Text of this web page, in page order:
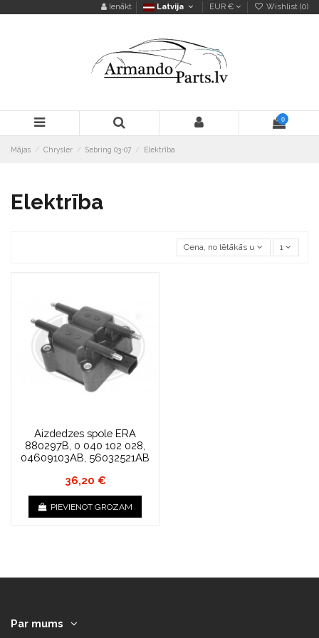
Ienākt Latvija EUR € Wishlist (0)
0
Mājas Chrysler Sebring 03-07 Elektrība
Elektrība
Cena, no lētākās uz dārgāko
1
Aizdedzes spole ERA
880297B, 0 040 102 028,
04609103AB, 56032521AB
36,20 €
PIEVIENOT GROZAM
Par mums